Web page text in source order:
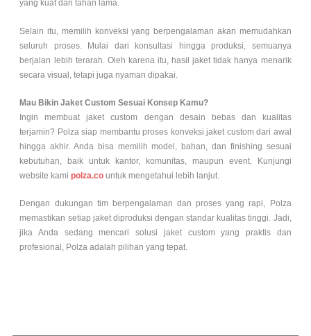
yang kuat dan tahan lama.
Selain itu, memilih konveksi yang berpengalaman akan memudahkan
seluruh proses. Mulai dari konsultasi hingga produksi, semuanya
berjalan lebih terarah. Oleh karena itu, hasil jaket tidak hanya menarik
secara visual, tetapi juga nyaman dipakai.
Mau Bikin Jaket Custom Sesuai Konsep Kamu?
Ingin membuat jaket custom dengan desain bebas dan kualitas
terjamin? Polza siap membantu proses konveksi jaket custom dari awal
hingga akhir. Anda bisa memilih model, bahan, dan finishing sesuai
kebutuhan, baik untuk kantor, komunitas, maupun event. Kunjungi
website kamipolza.co untuk mengetahui lebih lanjut.
Dengan dukungan tim berpengalaman dan proses yang rapi, Polza
memastikan setiap jaket diproduksi dengan standar kualitas tinggi. Jadi,
jika Anda sedang mencari solusi jaket custom yang praktis dan
profesional, Polza adalah pilihan yang tepat.